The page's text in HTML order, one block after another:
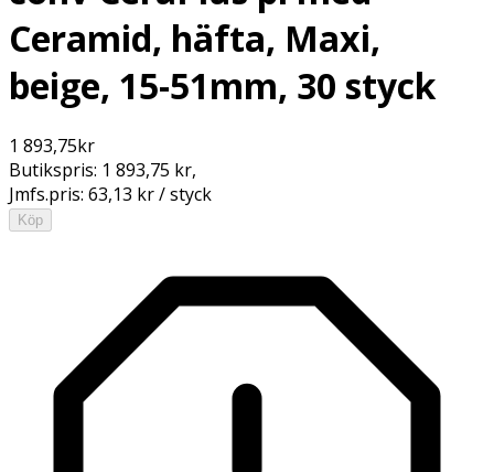
Ceramid, häfta, Maxi,
beige, 15-51mm, 30 styck
1 893,75kr
Butikspris: 1 893,75 kr,
Jmfs.pris: 63,13 kr / styck
Köp